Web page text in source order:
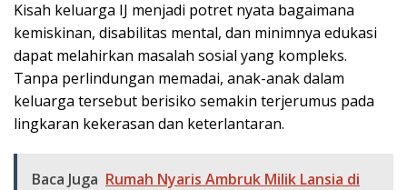
Kisah keluarga IJ menjadi potret nyata bagaimana
kemiskinan, disabilitas mental, dan minimnya edukasi
dapat melahirkan masalah sosial yang kompleks.
Tanpa perlindungan memadai, anak-anak dalam
keluarga tersebut berisiko semakin terjerumus pada
lingkaran kekerasan dan keterlantaran.
Baca Juga Rumah Nyaris Ambruk Milik Lansia di